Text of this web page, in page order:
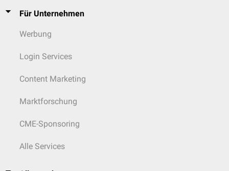
Für Unternehmen
Werbung
Login Services
Content Marketing
Marktforschung
CME-Sponsoring
Alle Services